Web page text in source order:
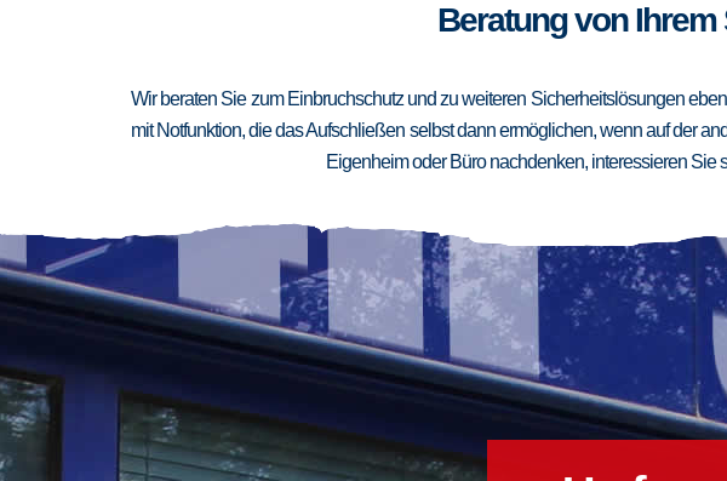
Beratung von
Wir beraten Sie zum Einbruchschutz und zu weiteren Sicherheitslösungen
mit Notfunktion, die das Aufschließen selbst dann ermöglichen, wenn auf der
Eigenheim oder Büro nachdenken, interessieren